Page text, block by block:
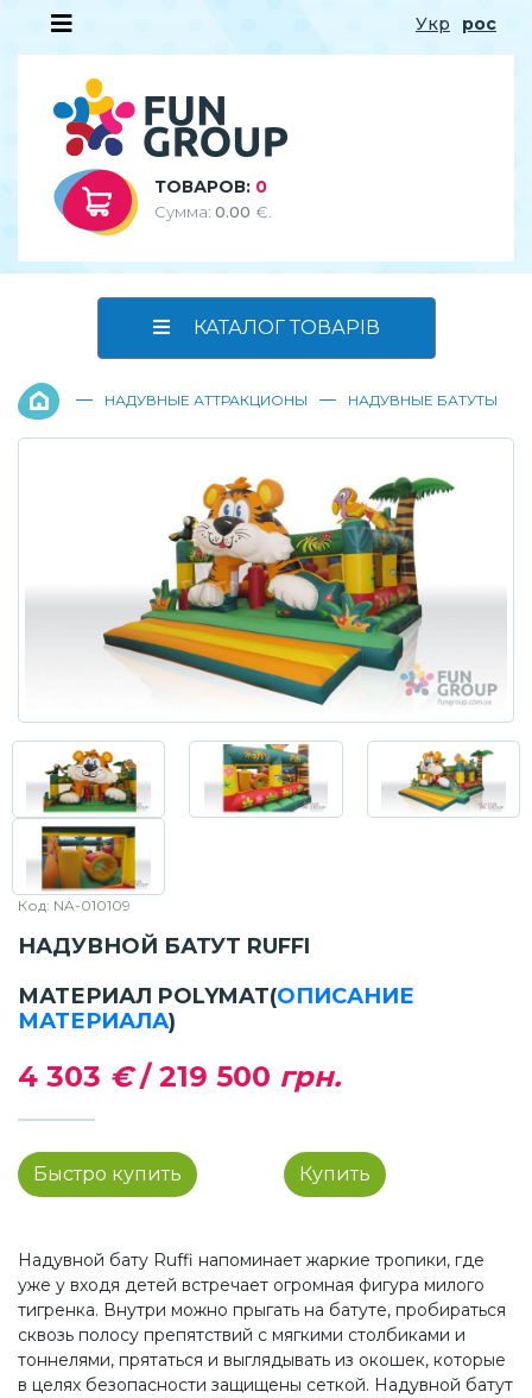
Укр рос
ТОВАРОВ: 0
Сумма: 0.00 €.
КАТАЛОГ ТОВАРІВ
— НАДУВНЫЕ АТТРАКЦИОНЫ — НАДУВНЫЕ БАТУТЫ
Код: NA-010109
НАДУВНОЙ БАТУТ RUFFI
МАТЕРИАЛ POLYMAT(ОПИСАНИЕ
МАТЕРИАЛА)
4 303 €/ 219 500 грн.
Быстро купить Купить
Надувной бату Ruffi напоминает жаркие тропики, где
уже у входя детей встречает огромная фигура милого
тигренка. Внутри можно прыгать на батуте, пробираться
сквозь полосу препятствий с мягкими столбиками и
тоннелями, прятаться и выглядывать из окошек, которые
в целях безопасности защищены сеткой. Надувной батут